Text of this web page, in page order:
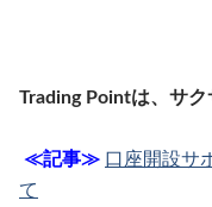
Trading Pointは、サク
≪記事≫ 口座開設サ
て